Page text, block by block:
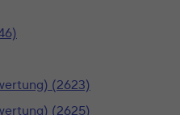
(2623)
(2625)